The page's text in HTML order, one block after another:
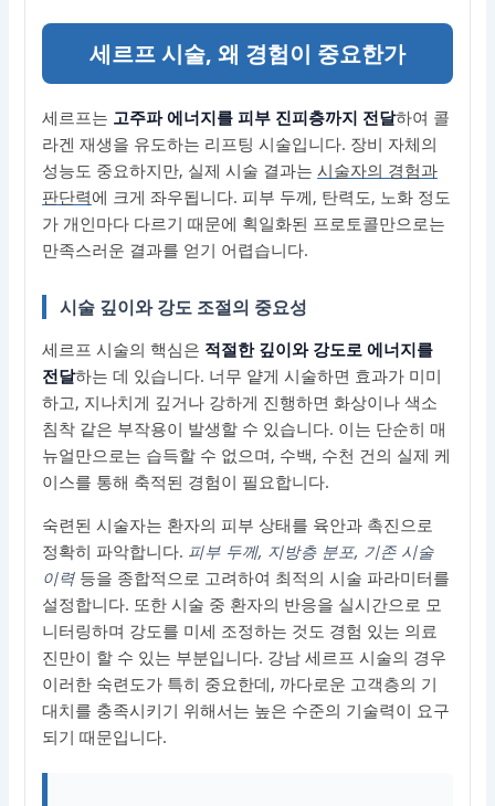
세르프 시술, 왜 경험이 중요한가
세르프는 고주파 에너지를 피부 진피층까지 전달하여 콜
라겐 재생을 유도하는 리프팅 시술입니다. 장비 자체의
성능도 중요하지만, 실제 시술 결과는시술자의 경험과
판단력에 크게 좌우됩니다. 피부 두께, 탄력도, 노화 정도
가 개인마다 다르기 때문에 획일화된 프로토콜만으로는
만족스러운 결과를 얻기 어렵습니다.
시술 깊이와 강도 조절의 중요성
세르프 시술의 핵심은 적절한 깊이와 강도로 에너지를
전달하는 데 있습니다. 너무 얕게 시술하면 효과가 미미
하고, 지나치게 깊거나 강하게 진행하면 화상이나 색소
침착 같은 부작용이 발생할 수 있습니다. 이는 단순히 매
뉴얼만으로는 습득할 수 없으며, 수백, 수천 건의 실제 케
이스를 통해 축적된 경험이 필요합니다.
숙련된 시술자는 환자의 피부 상태를 육안과 촉진으로
정확히 파악합니다. 피부 두께, 지방층 분포, 기존 시술
이력 등을 종합적으로 고려하여 최적의 시술 파라미터를
설정합니다. 또한 시술 중 환자의 반응을 실시간으로 모
니터링하며 강도를 미세 조정하는 것도 경험 있는 의료
진만이 할 수 있는 부분입니다. 강남 세르프 시술의 경우
이러한 숙련도가 특히 중요한데, 까다로운 고객층의 기
대치를 충족시키기 위해서는 높은 수준의 기술력이 요구
되기 때문입니다.